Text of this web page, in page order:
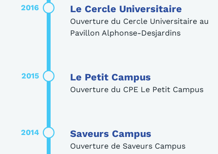
2016 Le Cercle Universitaire
Ouverture du Cercle Universitaire au
Pavillon Alphonse-Desjardins
2015 Le Petit Campus
Ouverture du CPE Le Petit Campus
2014 Saveurs Campus
Ouverture de Saveurs Campus